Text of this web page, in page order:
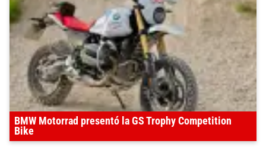
BMW Motorrad presentó la GS Trophy Competition
Bike